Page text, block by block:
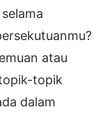
atau
topik
dalam